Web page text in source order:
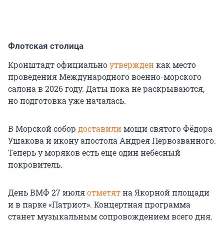
Флотская столица
Кронштадт официальноутвержденкак место
проведения Международного военно-морского
салона в 2026 году. Даты пока не раскрываются,
но подготовка уже началась.
В Морской собор доставилимощи святого Фёдора
Ушакова и икону апостола Андрея Первозванного.
Теперь у моряков есть еще один небесный
покровитель.
День ВМФ 27 июляотметятна Якорной площади
и в парке «Патриот». Концертная программа
станет музыкальным сопровождением всего дня.